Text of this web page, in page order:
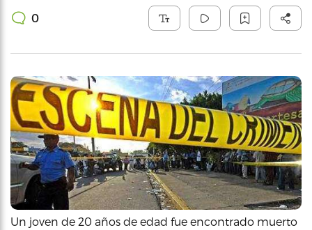
0
Un joven de 20 años de edad fue encontrado muerto